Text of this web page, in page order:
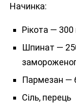
Начинка:
Рікота — 300
Шпинат —
Пармезан —
Сіль, перець